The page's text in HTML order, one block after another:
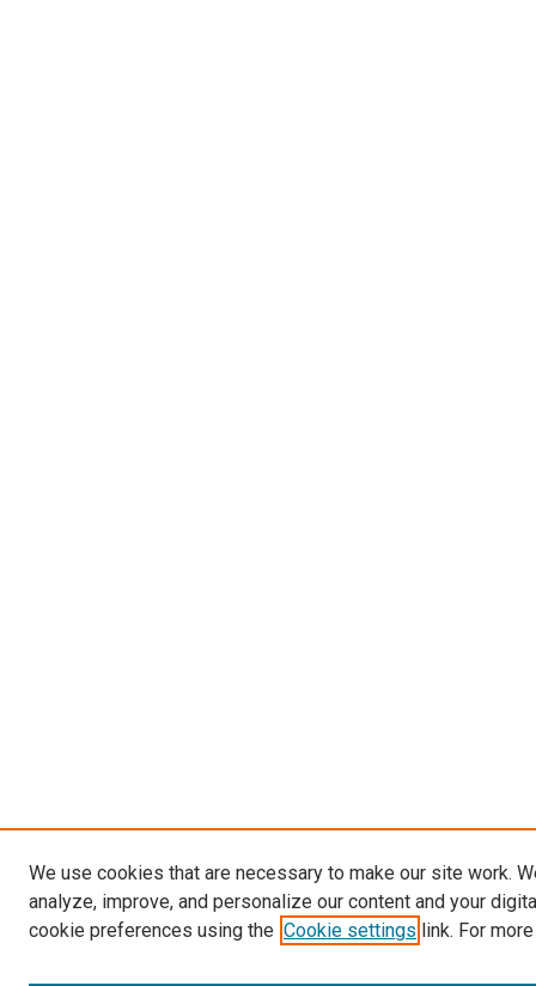
We use cookies that are necessary to make our site work.
analyze, improve, and personalize our content and your
cookie preferences using the Cookie settings link. For